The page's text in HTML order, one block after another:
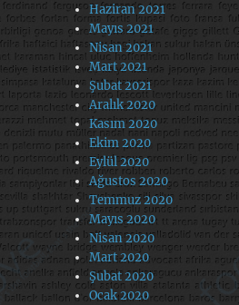
Haziran 2021
Mayıs 2021
Nisan 2021
Mart 2021
Şubat 2021
Aralık 2020
Kasım 2020
Ekim 2020
Eylül 2020
Ağustos 2020
Temmuz 2020
Mayıs 2020
Nisan 2020
Mart 2020
Şubat 2020
Ocak 2020